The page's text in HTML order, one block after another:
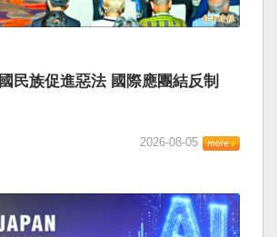
民族促進惡法 國際應團結反制
2026-08-05